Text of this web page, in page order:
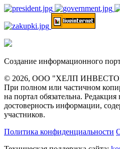
Создание информационного
© 2026, ООО "ХЕЛП
При полном или частичном
на портал обязательна. Редакция
достоверность информации,
участников.
Политика конфиденциальности